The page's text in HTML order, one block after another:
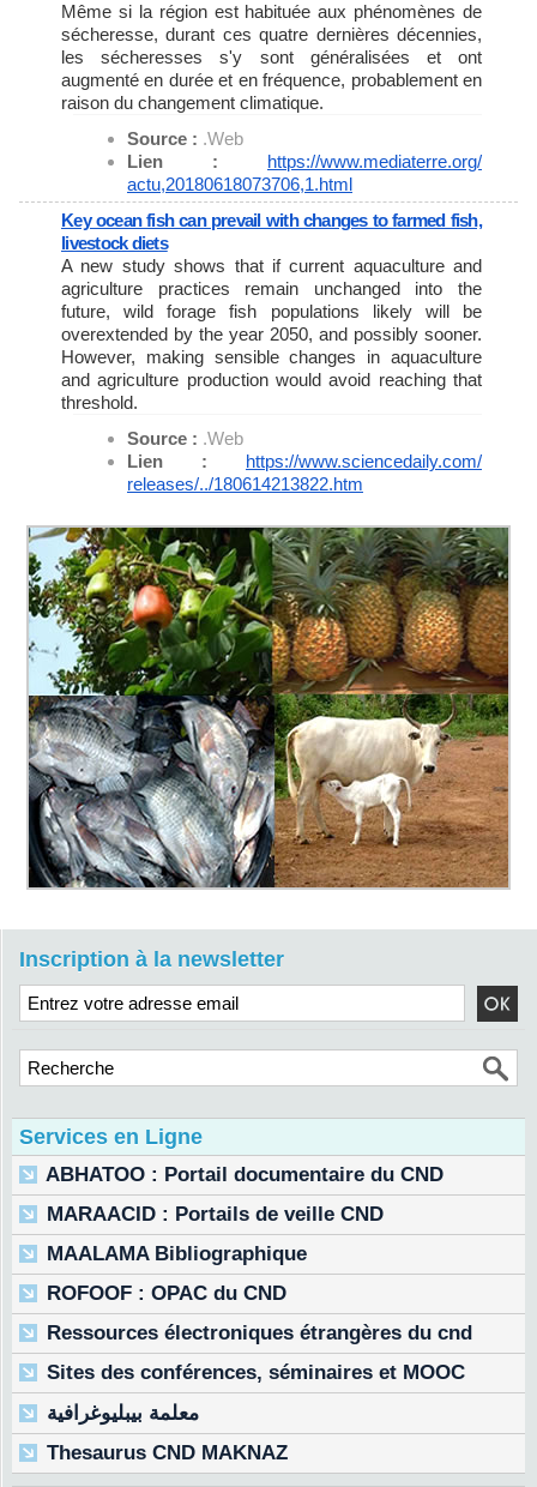
Même si la région est habituée aux phénomènes de
sécheresse, durant ces quatre dernières décennies,
les sécheresses s'y sont généralisées et ont
augmenté en durée et en fréquence, probablement en
raison du changement climatique.
Source : .Web
Lien : https://www.mediaterre.org/
actu,20180618073706,1.html
Key ocean fish can prevail with changes to farmed fish,
livestock diets
A new study shows that if current aquaculture and
agriculture practices remain unchanged into the
future, wild forage fish populations likely will be
overextended by the year 2050, and possibly sooner.
However, making sensible changes in aquaculture
and agriculture production would avoid reaching that
threshold.
Source : .Web
Lien : https://www.sciencedaily.com/
releases/../180614213822.htm
Inscription à la newsletter
Services en Ligne
ABHATOO : Portail documentaire du CND
MARAACID : Portails de veille CND
MAALAMA Bibliographique
ROFOOF : OPAC du CND
Ressources électroniques étrangères du cnd
Sites des conférences, séminaires et MOOC
معلمة بيبليوغرافية
Thesaurus CND MAKNAZ